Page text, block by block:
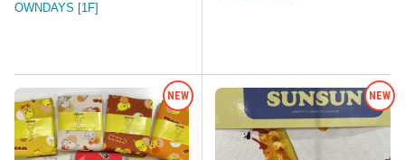
OWNDAYS [1F]
NEW NEW